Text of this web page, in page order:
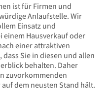
ist für Firmen und
Anlaufstelle. Wir
Einsatz und
einem Hausverkauf oder
einer attraktiven
Sie in diesen und allen
behalten. Daher
zuvorkommenden
dem neusten Stand hält.